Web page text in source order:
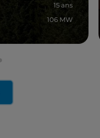
15 ans
106 MW